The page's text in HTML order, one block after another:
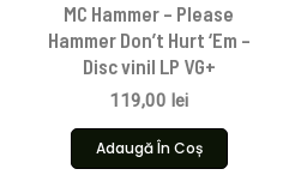
MC Hammer – Please
Hammer Don’t Hurt ‘Em –
Disc vinil LP VG+
119,00 lei
Adaugă În Coș